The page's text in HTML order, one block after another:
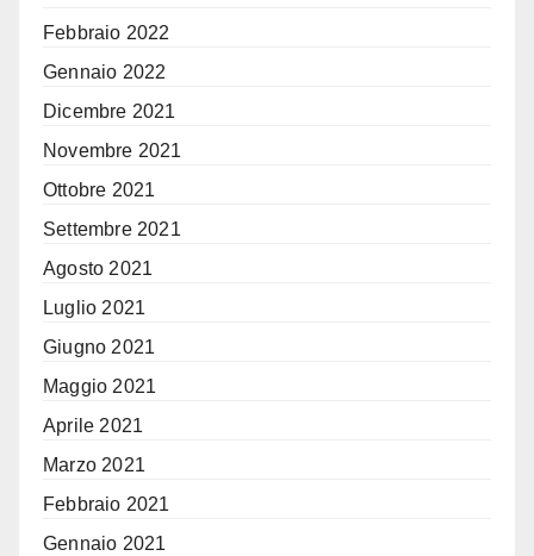
Febbraio 2022
Gennaio 2022
Dicembre 2021
Novembre 2021
Ottobre 2021
Settembre 2021
Agosto 2021
Luglio 2021
Giugno 2021
Maggio 2021
Aprile 2021
Marzo 2021
Febbraio 2021
Gennaio 2021